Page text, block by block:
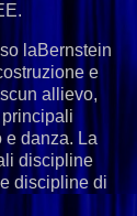
laBernstein
e
allievo,
e danza. La
discipline
discipline di